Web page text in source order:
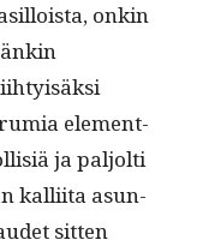
onkin
ele­ment­
ja paljolti
kalli­ita asun­
sit­ten